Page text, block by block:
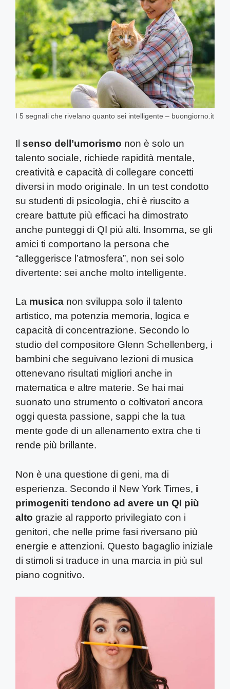
I 5 segnali che rivelano quanto sei intelligente – buongiorno.it
Il senso dell’umorismo non è solo un
talento sociale, richiede rapidità mentale,
creatività e capacità di collegare concetti
diversi in modo originale. In un test condotto
su studenti di psicologia, chi è riuscito a
creare battute più efficaci ha dimostrato
anche punteggi di QI più alti. Insomma, se gli
amici ti comportano la persona che
“alleggerisce l’atmosfera”, non sei solo
divertente: sei anche molto intelligente.
La musica non sviluppa solo il talento
artistico, ma potenzia memoria, logica e
capacità di concentrazione. Secondo lo
studio del compositore Glenn Schellenberg, i
bambini che seguivano lezioni di musica
ottenevano risultati migliori anche in
matematica e altre materie. Se hai mai
suonato uno strumento o coltivatori ancora
oggi questa passione, sappi che la tua
mente gode di un allenamento extra che ti
rende più brillante.
Non è una questione di geni, ma di
esperienza. Secondo il New York Times, i
primogeniti tendono ad avere un QI più
alto grazie al rapporto privilegiato con i
genitori, che nelle prime fasi riversano più
energie e attenzioni. Questo bagaglio iniziale
di stimoli si traduce in una marcia in più sul
piano cognitivo.